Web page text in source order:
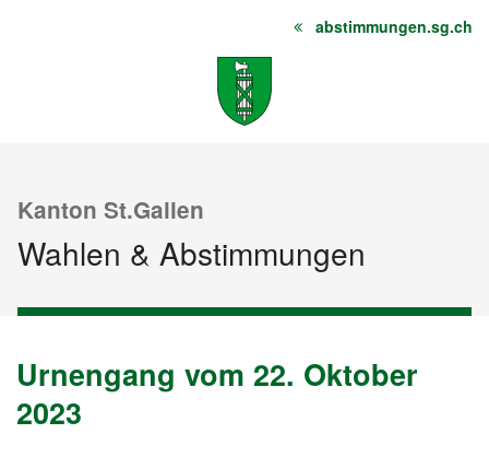
Startseite
Sitemap abstimmungen.sg.ch
Kanton St.Gallen
Wahlen & Abstimmungen
Urnengang
vom
22.
Archiv
Urnengang vom 22. Oktober
2023